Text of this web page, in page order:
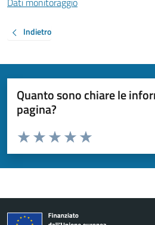
Indietro
Quanto sono chiare le
pagina?
Valuta da 1 a 5 stelle la pagina
Valuta 5 stelle su 5
Valuta 4 stelle su 5
Valuta 3 stelle su 5
Valuta 2 stelle su 5
Valuta 1 stelle su 5